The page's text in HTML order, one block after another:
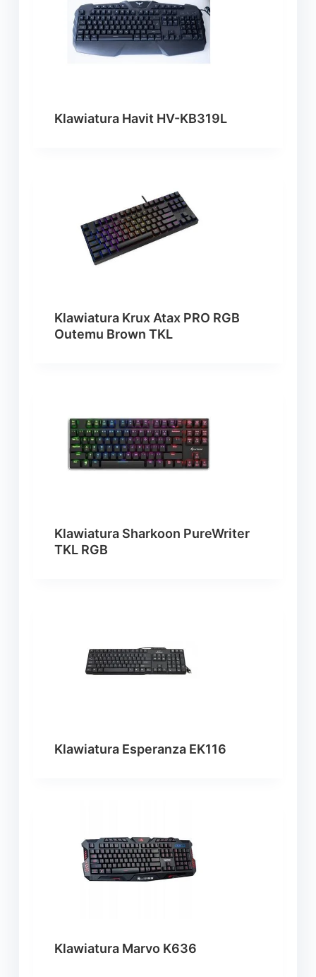
Klawiatura Havit HV-KB319L
Klawiatura Krux Atax PRO RGB
Outemu Brown TKL
Klawiatura Sharkoon PureWriter
TKL RGB
Klawiatura Esperanza EK116
Klawiatura Marvo K636